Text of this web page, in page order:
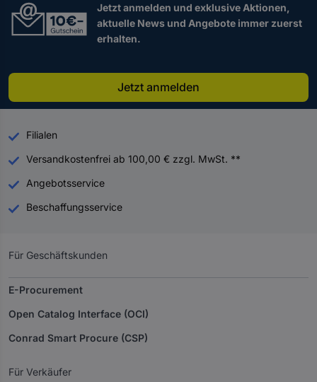
Jetzt anmelden und exklusive Aktionen,
aktuelle News und Angebote immer zuerst
erhalten.
Jetzt anmelden
Filialen
Versandkostenfrei ab 100,00 € zzgl. MwSt. **
Angebotsservice
Beschaffungsservice
Für Geschäftskunden
E-Procurement
Open Catalog Interface (OCI)
Conrad Smart Procure (CSP)
Für Verkäufer